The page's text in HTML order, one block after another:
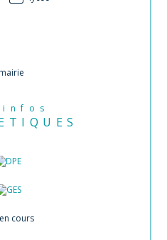
mairie
infos
cours